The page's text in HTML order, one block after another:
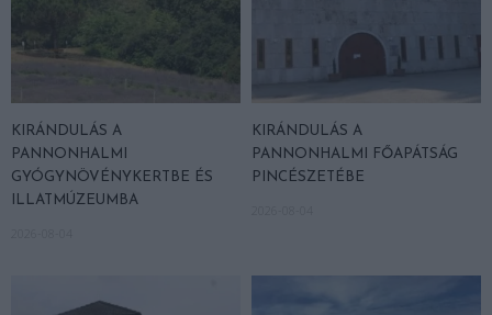
KIRÁNDULÁS A
PANNONHALMI
GYÓGYNÖVÉNYKERTBE ÉS
ILLATMÚZEUMBA
KIRÁNDULÁS A
PANNONHALMI FŐAPÁTSÁG
PINCÉSZETÉBE